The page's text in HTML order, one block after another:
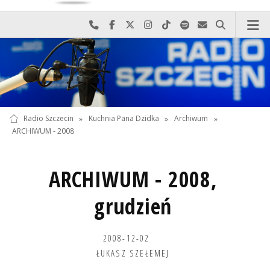
Najlepiej po prostu do nas zadzwoń
Odwiedź nas na Facebook-u
Odwiedź nas na X
Odwiedź nas na Instagram-ie
Odwiedź nas na TikTok-u
Szukaj nas na Spotify
Wyślij do nas
Szukaj
Radio Szczecin » Kuchnia Pana Dzidka » Archiwum
»
ARCHIWUM - 2008
ARCHIWUM - 2008,
grudzień
2008-12-02
ŁUKASZ SZEŁEMEJ